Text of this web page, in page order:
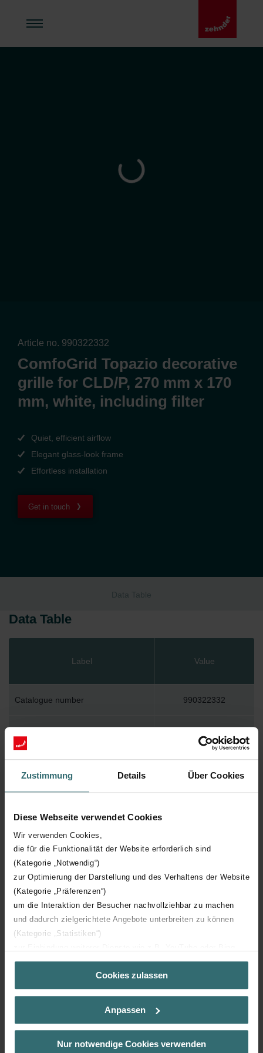
Zustimmung Details Über Cookies
Diese Webseite verwendet Cookies
Wir verwenden Cookies,
die für die Funktionalität der Website erforderlich sind
(Kategorie „Notwendig“)
zur Optimierung der Darstellung und des Verhaltens der Website
(Kategorie „Präferenzen“)
um die Interaktion der Besucher nachvollziehbar zu machen
und dadurch zielgerichtete Angebote unterbreiten zu können
(Kategorie „Statistiken“)
(Kategorie „Marketing“)
Über „Details zeigen“ bzw. die Datenschutzerklärung erhalten
Sie weitere Informationen. Durch die Auswahl der Kategorie
der Auswahl von „Statistiken“ willigen Sie ein, dass wir Ihren
Besuchsverlauf auf unserer Website verwenden, um Ihnen die
bestmögliche Nutzererfahrung zu ermöglichen und Ihnen
Cookies zulassen
Anpassen
Nur notwendige Cookies verwenden
Article no. 990322332
ComfoGrid Topazio decorative
grille for CLD/P, 270 mm x 170
mm, white, including filter
Quiet, efficient airflow
Elegant glass-look frame
Effortless installation
Get in touch
Data Table
Data Table
Label Value
Catalogue number 990322332
GTIN 7613367077641
With built-in window
Material
Shape of passage
With mounting bracket
Back to main product